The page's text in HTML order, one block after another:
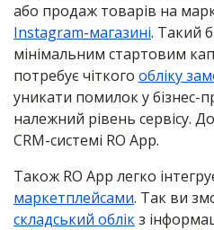
або продаж товарів на
Instagram-магазині. Такий
мінімальним стартовим
потребує чіткого обліку
уникати помилок у бізнес-
належний рівень сервісу.
CRM-системі RO App.
Також RO App легко
маркетплейсами. Так ви
складський облікз